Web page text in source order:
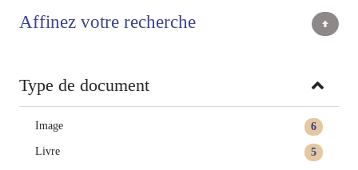
Affinez votre recherche
Type de document
6
Image
5
Livre